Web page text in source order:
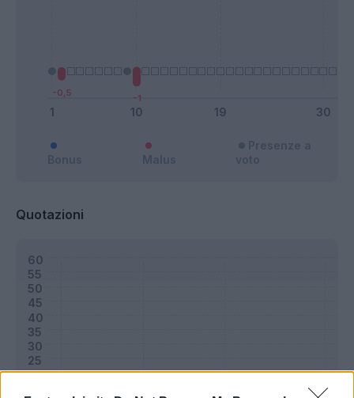
Quotazioni